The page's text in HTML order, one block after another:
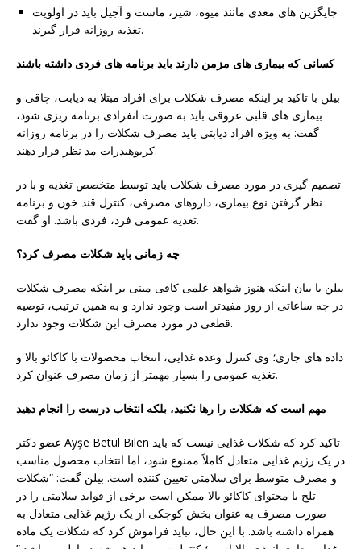
جایگزین های مغذی مانند میوه، شیر، ماست و آجیل باید در اولویت
تغذیه روزانه قرار گیرند.
کسانی که بیماری های مزمن دارند باید برنامه های فردی داشته باشند
بیلن با تاکید بر اینکه مصرف شکلات برای افراد مبتلا به دیابت، چاقی و
بیماری های قلبی عروقی باید به صورت انفرادی برنامه ریزی شود،
گفت: به ویژه افراد دیابتی باید مصرف شکلات را در برنامه روزانه
کربوهیدرات مد نظر قرار دهند.
تصمیم گیری در مورد مصرف شکلات باید توسط متخصص تغذیه و با در
نظر گرفتن نوع بیماری، داروهای مصرفی، کنترل قند خون و برنامه
تغذیه عمومی فرد، فردی باشد. او گفت.
چه زمانی باید شکلات مصرف کرد؟
بیلن با بیان اینکه هنوز شواهد علمی کافی مبنی بر اینکه مصرف شکلات
در چه ساعاتی از روز مفیدتر است وجود ندارد و به همین ترتیب، توصیه
قطعی در مورد مصرف این شکلات وجود ندارد.
داده های جاری؛ وی کنترل وعده غذایی، انتخاب محصولات با کاکائو بالا و
تغذیه عمومی را بسیار مهمتر از زمان مصرف عنوان کرد.
مهم است که شکلات را رها نکنید، بلکه انتخاب درست را انجام دهید
عضو دکتر Ayşe Betül Bilen تاکید کرد که شکلات غذایی نیست که باید
در یک رژیم غذایی متعادل کاملاً ممنوع شود، اما انتخاب محصول مناسب
و مصرف متوسط ​​برای سلامتی تعیین کننده است. بیلن گفت: “شکلات
تلخ با محتوای کاکائو بالا ممکن است برخی از فواید سلامتی را در
صورت مصرف به عنوان بخش کوچکی از یک رژیم غذایی متعادل به
همراه داشته باشد. با این حال، نباید فراموش کرد که شکلات یک ماده